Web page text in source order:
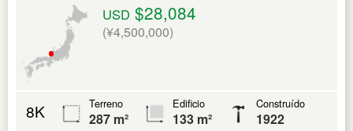
USD $28,084
(¥4,500,000)
8K Terreno
287 m²
Edificio
133 m²
Construído
1922